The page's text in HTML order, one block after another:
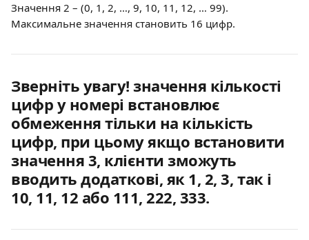
Значення 2 – (0, 1, 2, …, 9, 10, 11, 12, … 99).
Максимальне значення становить 16 цифр.
Зверніть увагу! значення кількості
цифр у номері встановлює
обмеження тільки на кількість
цифр, при цьому якщо встановити
значення 3, клієнти зможуть
вводить додаткові, як 1, 2, 3, так і
10, 11, 12 або 111, 222, 333.